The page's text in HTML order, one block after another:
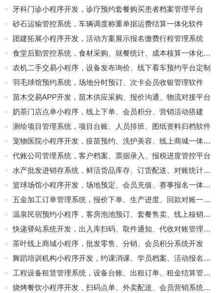
牙科门诊小程序开发，诊疗预约套餐购买患者档案管理平台
砂石运输管控系统，车辆调度称重单据运费结算一体化软件
团建拓展小程序开发，活动方案展示报名缴费行程管理系统
食堂后勤管控系统，食材采购、就餐统计、成本核算一体化软件
农机二手交易小程序，设备发布询价、线下看车预约平台定制
羽毛球馆预约系统，场地分时预订、次卡会员收银管理软件
苗木交易APP开发，苗木供应采购、报价沟通、物流对接平台
奶茶门店点单小程序，线上下单、会员积分、营销活动搭建
测绘项目管理系统，项目台账、人员排班、图纸资料归档软件
宠物医院小程序开发，疫苗预约、洗护美容、线上商城一体化平台
代账公司管理系统，客户档案、票据录入、报税进度管控平台
水产批发进销存系统，鲜活货品库存、订货配送、对账统计软件
篮球场馆小程序开发，场地预定、会员充值、赛事报名一体化管理系统
五金加工订单管理系统，报价下单、生产进度、回款对账一体化
温泉民宿预约小程序，客房泡池预订、套餐售卖、线上核销平台
快递驿站系统开发，出入库扫码、取件通知、代收对账管理软件
茶叶线上商城小程序，批发零售、分销、会员积分系统开发
舞蹈培训机构小程序开发，约课消课、学员档案、活动报名平台
工程设备租赁管理系统，设备台账、出租订单、租金结算管控软件
烧烤餐饮小程序开发，扫码点单、外卖配送、会员营销系统定制